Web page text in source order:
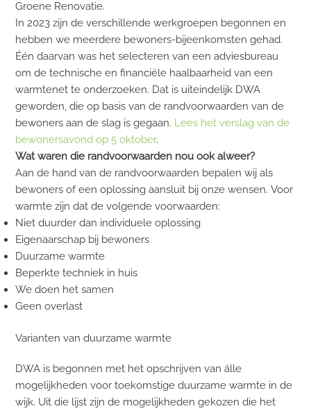
Groene Renovatie.
In 2023 zijn de verschillende werkgroepen begonnen en
hebben we meerdere bewoners-bijeenkomsten gehad.
Één daarvan was het selecteren van een adviesbureau
om de technische en financiële haalbaarheid van een
warmtenet te onderzoeken. Dat is uiteindelijk DWA
geworden, die op basis van de randvoorwaarden van de
bewoners aan de slag is gegaan. Lees het verslag van de
bewonersavond op 5 oktober.
Wat waren die randvoorwaarden nou ook alweer?
Aan de hand van de randvoorwaarden bepalen wij als
bewoners of een oplossing aansluit bij onze wensen. Voor
warmte zijn dat de volgende voorwaarden:
Niet duurder dan individuele oplossing
Eigenaarschap bij bewoners
Duurzame warmte
Beperkte techniek in huis
We doen het samen
Geen overlast
Varianten van duurzame warmte
DWA is begonnen met het opschrijven van álle
mogelijkheden voor toekomstige duurzame warmte in de
wijk. Uit die lijst zijn de mogelijkheden gekozen die het